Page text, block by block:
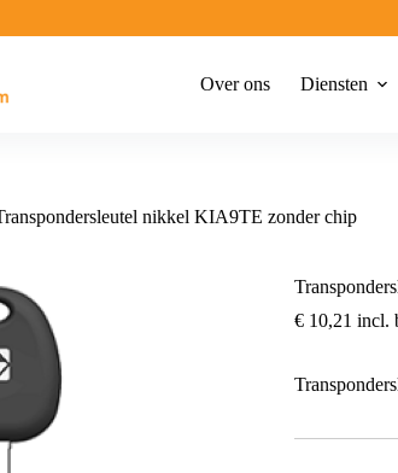
Over ons Diensten
nikkel KIA9TE zonder chip
€10,21 incl.